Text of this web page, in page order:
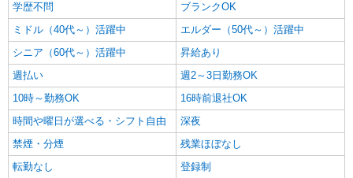
福島県郡山市
キープ 詳細を見る
派遣社員
株式会社kotrio /●SD-H-1894373
郡山市＊医療現場を支える看護助手＊嬉しい高
時給◎研修あり
時給1450円〜2062円 ＜日払い有/週払い有/交
通費全支給(ガソリン代含む)＞
学歴不問
ブランクOK
ミドル（40代～）活躍中
エルダー（50代～）活躍中
シニア（60代～）活躍中
昇給あり
週払い
週2～3日勤務OK
10時～勤務OK
16時前退社OK
時間や曜日が選べる・シフト自由
深夜
禁煙・分煙
残業ほぼなし
転勤なし
登録制